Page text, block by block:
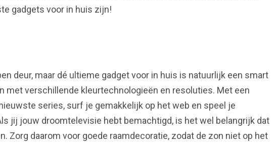
gadgets voor in huis zijn!
deur, maar dé ultieme gadget voor in huis is natuurlijk een smart
met verschillende kleurtechnologieën en resoluties. Met een
series, surf je gemakkelijk op het web en speel je
jij jouw droomtelevisie hebt bemachtigd, is het wel belangrijk dat
Zorg daarom voor goede raamdecoratie, zodat de zon niet op het